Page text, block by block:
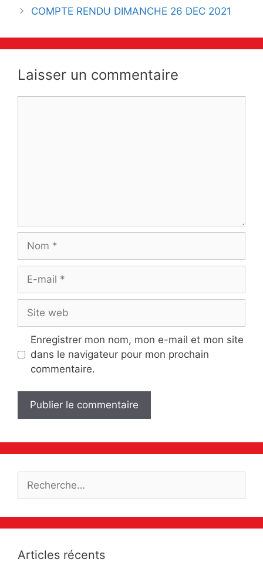
COMPTE RENDU DIMANCHE 26 DEC 2021
Laisser un commentaire
mail
web
Enregistrer mon nom, mon e-mail et mon site
dans le navigateur pour mon prochain
commentaire.
Rechercher :
Articles récents